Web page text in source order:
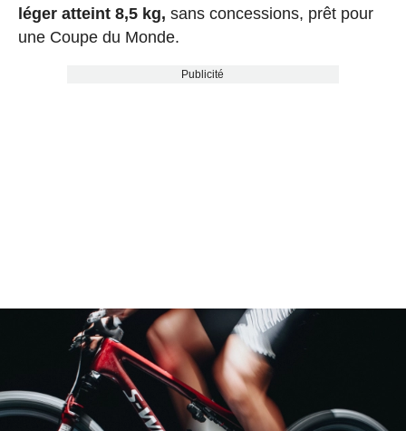
léger atteint 8,5 kg, sans concessions, prêt pour
une Coupe du Monde.
Publicité